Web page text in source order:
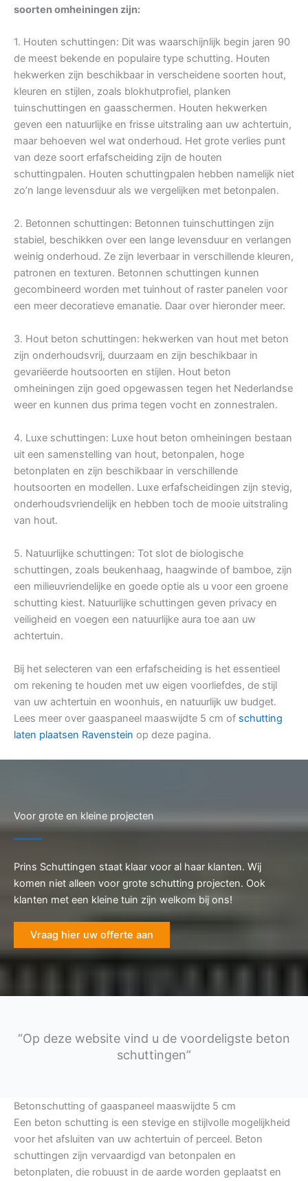
soorten omheiningen zijn:
1. Houten schuttingen: Dit was waarschijnlijk begin jaren 90
de meest bekende en populaire type schutting. Houten
hekwerken zijn beschikbaar in verscheidene soorten hout,
kleuren en stijlen, zoals blokhutprofiel, planken
tuinschuttingen en gaasschermen. Houten hekwerken
geven een natuurlijke en frisse uitstraling aan uw achtertuin,
maar behoeven wel wat onderhoud. Het grote verlies punt
van deze soort erfafscheiding zijn de houten
schuttingpalen. Houten schuttingpalen hebben namelijk niet
zo’n lange levensduur als we vergelijken met betonpalen.
2. Betonnen schuttingen: Betonnen tuinschuttingen zijn
stabiel, beschikken over een lange levensduur en verlangen
weinig onderhoud. Ze zijn leverbaar in verschillende kleuren,
patronen en texturen. Betonnen schuttingen kunnen
gecombineerd worden met tuinhout of raster panelen voor
een meer decoratieve emanatie. Daar over hieronder meer.
3. Hout beton schuttingen: hekwerken van hout met beton
zijn onderhoudsvrij, duurzaam en zijn beschikbaar in
gevariëerde houtsoorten en stijlen. Hout beton
omheiningen zijn goed opgewassen tegen het Nederlandse
weer en kunnen dus prima tegen vocht en zonnestralen.
4. Luxe schuttingen: Luxe hout beton omheiningen bestaan
uit een samenstelling van hout, betonpalen, hoge
betonplaten en zijn beschikbaar in verschillende
houtsoorten en modellen. Luxe erfafscheidingen zijn stevig,
onderhoudsvriendelijk en hebben toch de mooie uitstraling
van hout.
5. Natuurlijke schuttingen: Tot slot de biologische
schuttingen, zoals beukenhaag, haagwinde of bamboe, zijn
een milieuvriendelijke en goede optie als u voor een groene
schutting kiest. Natuurlijke schuttingen geven privacy en
veiligheid en voegen een natuurlijke aura toe aan uw
achtertuin.
Bij het selecteren van een erfafscheiding is het essentieel
om rekening te houden met uw eigen voorliefdes, de stijl
van uw achtertuin en woonhuis, en natuurlijk uw budget.
Lees meer over gaaspaneel maaswijdte 5 cm of schutting
laten plaatsen Ravenstein op deze pagina.
Voor grote en kleine projecten
Prins Schuttingen staat klaar voor al haar klanten. Wij
komen niet alleen voor grote schutting projecten. Ook
klanten met een kleine tuin zijn welkom bij ons!
Vraag hier uw offerte aan
“Op deze website vind u de voordeligste beton
schuttingen”
Betonschutting of gaaspaneel maaswijdte 5 cm
Een beton schutting is een stevige en stijlvolle mogelijkheid
voor het afsluiten van uw achtertuin of perceel. Beton
schuttingen zijn vervaardigd van betonpalen en
betonplaten, die robuust in de aarde worden geplaatst en